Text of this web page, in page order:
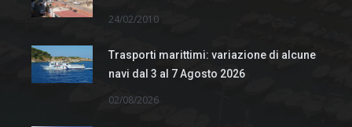
24/02/2010
Trasporti marittimi: variazione di alcune
navi dal 3 al 7 Agosto 2026
02/08/2026